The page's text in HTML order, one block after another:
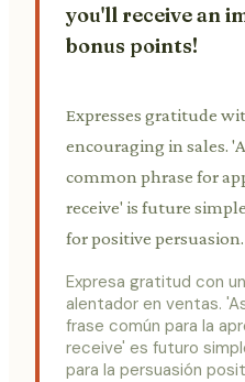
you'll receive an
bonus points!
Expresses gratitude
encouraging in sales.
common phrase for
receive' is future
for positive persuasion.
Expresa gratitud con
alentador en ventas.
frase común para la
receive' es futuro
para la persuasión